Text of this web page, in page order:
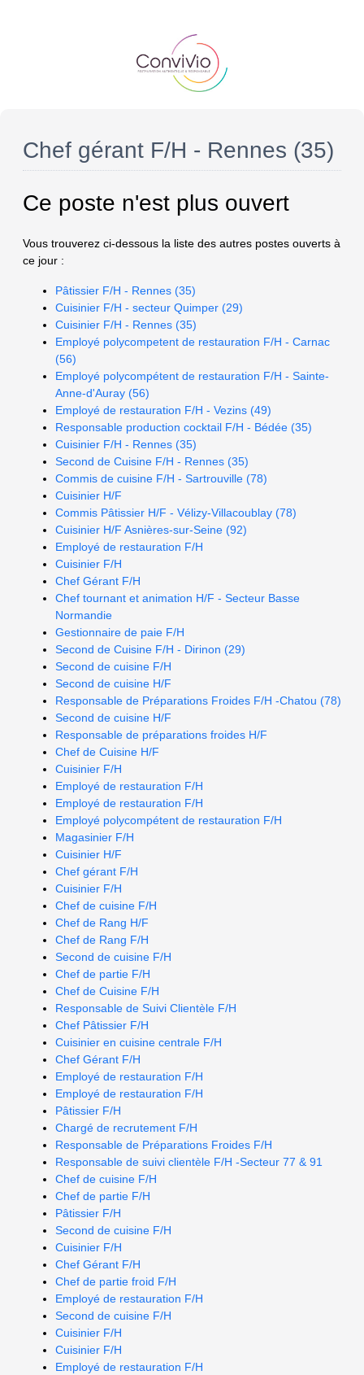
Chef gérant F/H - Rennes (35)
Ce poste n'est plus ouvert
Vous trouverez ci-dessous la liste des autres postes ouverts à
ce jour :
Pâtissier F/H - Rennes (35)
Cuisinier F/H - secteur Quimper (29)
Cuisinier F/H - Rennes (35)
Employé polycompetent de restauration F/H - Carnac
(56)
Employé polycompétent de restauration F/H - Sainte-
Anne-d'Auray (56)
Employé de restauration F/H - Vezins (49)
Responsable production cocktail F/H - Bédée (35)
Cuisinier F/H - Rennes (35)
Second de Cuisine F/H - Rennes (35)
Commis de cuisine F/H - Sartrouville (78)
Cuisinier H/F
Commis Pâtissier H/F - Vélizy-Villacoublay (78)
Cuisinier H/F Asnières-sur-Seine (92)
Employé de restauration F/H
Cuisinier F/H
Chef Gérant F/H
Chef tournant et animation H/F - Secteur Basse
Normandie
Gestionnaire de paie F/H
Second de Cuisine F/H - Dirinon (29)
Second de cuisine F/H
Second de cuisine H/F
Responsable de Préparations Froides F/H -Chatou (78)
Second de cuisine H/F
Responsable de préparations froides H/F
Chef de Cuisine H/F
Cuisinier F/H
Employé de restauration F/H
Employé de restauration F/H
Employé polycompétent de restauration F/H
Magasinier F/H
Cuisinier H/F
Chef gérant F/H
Cuisinier F/H
Chef de cuisine F/H
Chef de Rang H/F
Chef de Rang F/H
Second de cuisine F/H
Chef de partie F/H
Chef de Cuisine F/H
Responsable de Suivi Clientèle F/H
Chef Pâtissier F/H
Cuisinier en cuisine centrale F/H
Chef Gérant F/H
Employé de restauration F/H
Employé de restauration F/H
Pâtissier F/H
Chargé de recrutement F/H
Responsable de Préparations Froides F/H
Responsable de suivi clientèle F/H -Secteur 77 & 91
Chef de cuisine F/H
Chef de partie F/H
Pâtissier F/H
Second de cuisine F/H
Cuisinier F/H
Chef Gérant F/H
Chef de partie froid F/H
Employé de restauration F/H
Second de cuisine F/H
Cuisinier F/H
Cuisinier F/H
Employé de restauration F/H